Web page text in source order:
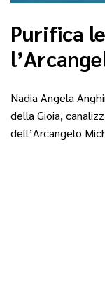
Purifica
Nadia Angela
della Gioia,
dell’Arcangelo